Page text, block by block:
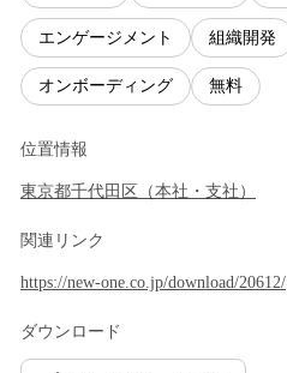
エンゲージメント 組織開発
オンボーディング 無料
位置情報
東京都千代田区 （本社・支社 ）
関連リンク
https://new-one.co.jp/download/20612/
ダウンロード